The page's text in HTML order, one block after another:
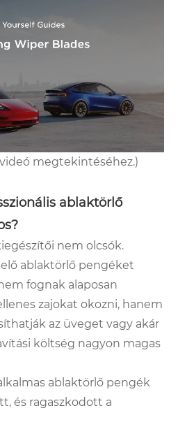
megtekintéséhez.)
ablaktörlő
nem olcsók.
ablaktörlő pengéket
fognak alaposan
zajokat okozni, hanem
az üveget vagy akár
költség nagyon magas
ablaktörlő pengék
és ragaszkodott a